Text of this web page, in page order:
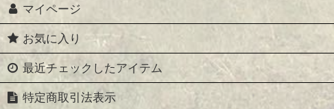
マイページ
お気に入り
最近チェックしたアイテム
特定商取引法表示